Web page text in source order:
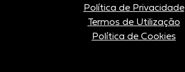
Política de Privacidade
Termos de Utilização
Política de Cookies